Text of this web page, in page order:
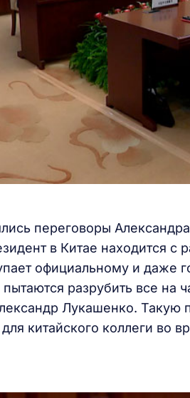
переговоры
в Китае находится с
официальному и даже
разрубить все на
Лукашенко. Такую
китайского коллеги во